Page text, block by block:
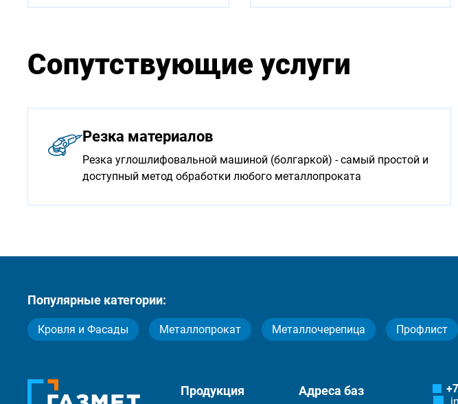
Сопутствующие услуги
Резка материалов
Резка углошлифовальной машиной (болгаркой) - самый простой и
доступный метод обработки любого металлопроката
Популярные категории:
Кровля и Фасады Металлопрокат Металлочерепица Профлист
Продукция Адреса баз